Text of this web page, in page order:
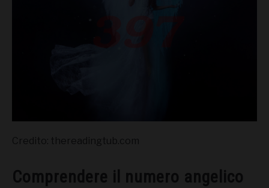
Credito: thereadingtub.com
Comprendere il numero angelico